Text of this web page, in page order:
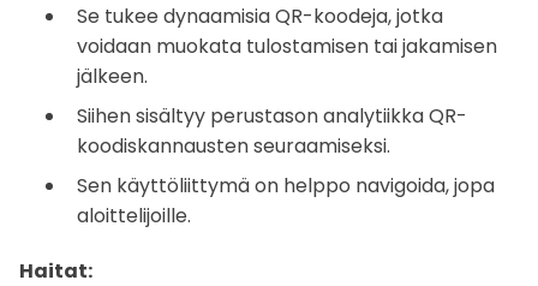
Se tukee dynaamisia QR-koodeja, jotka
voidaan muokata tulostamisen tai jakamisen
jälkeen.
Siihen sisältyy perustason analytiikka QR-
koodiskannausten seuraamiseksi.
Sen käyttöliittymä on helppo navigoida, jopa
aloittelijoille.
Haitat: